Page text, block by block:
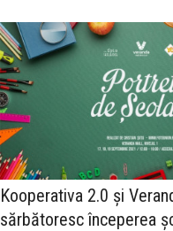
Kooperativa 2.0 și
sărbătoresc începerea